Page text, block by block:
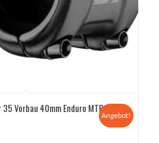
35 Vorbau 40mm Enduro MTB
Angebot!